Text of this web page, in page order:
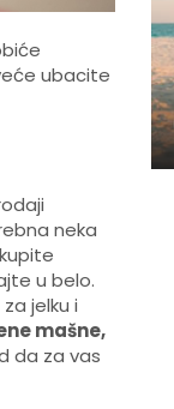
ubacite
neka
u belo.
jelku i
mašne,
da za vas